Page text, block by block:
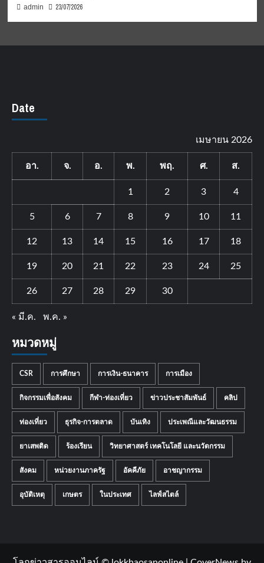
admin 23/07/2026
Date
เมษายน 2026
อา. จ. อ. พ. พฤ. ศ. ส.
1 2 3 4
5 6 7 8 9 10 11
12 13 14 15 16 17 18
19 20 21 22 23 24 25
26 27 28 29 30
« มี.ค. พ.ค. »
หมวดหมู่
CSR การศึกษา การเงิน-ธนาคาร การเมือง
กิจกรรมเพื่อสังคม กีฬา-ท่องเที่ยว ข่าวประชาสัมพันธ์ คลิป
ท่องเที่ยว ธุรกิจ-การตลาด บันเทิง ประเพณีและวัฒนธรรม
ยาเสพติด ร้องเรียน วิทยาศาสตร์ เทคโนโลยี และนวัตกรรม
สังคม หน่วยงานภาครัฐ อัคคีภัย อาชญากรรม
อุบัติเหตุ เกษตร ในประเทศ ไลฟ์สไตล์